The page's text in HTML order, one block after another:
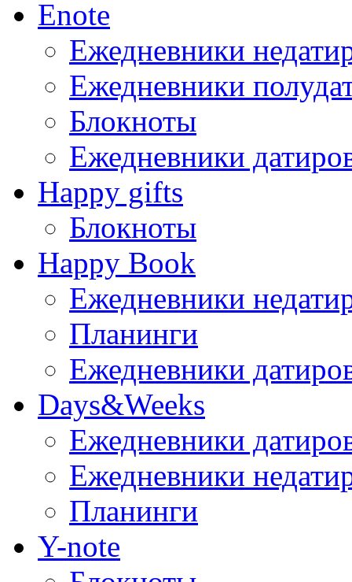
Enote
Ежедневники
Ежедневники
Блокноты
Ежедневники
Happy gifts
Блокноты
Happy Book
Ежедневники
Планинги
Ежедневники
Days&Weeks
Ежедневники
Ежедневники
Планинги
Y-note